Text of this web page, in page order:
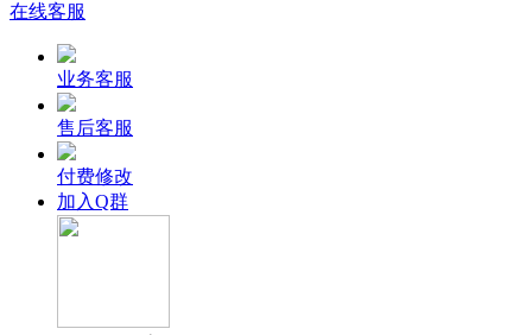
在线客服
业务客服
售后客服
付费修改
加入Q群